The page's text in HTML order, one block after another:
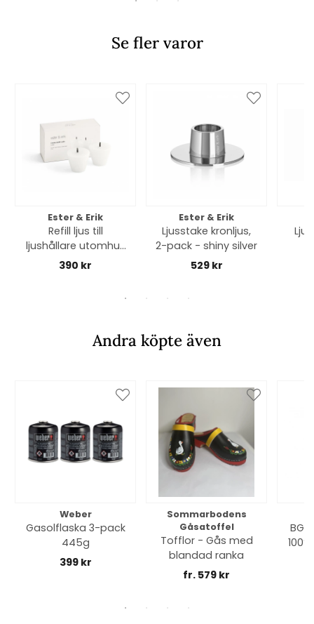
Se fler varor
Ester & Erik
Refill ljus till
ljushållare utomhus
large, 2-pack
390 kr
Ester & Erik
Ljusstake kronljus,
2-pack - shiny silver
529 kr
Andra köpte även
Weber
Gasolflaska 3-pack
445g
399 kr
Sommarbodens
Gåsatoffel
Tofflor - Gås med
blandad ranka
fr. 579 kr